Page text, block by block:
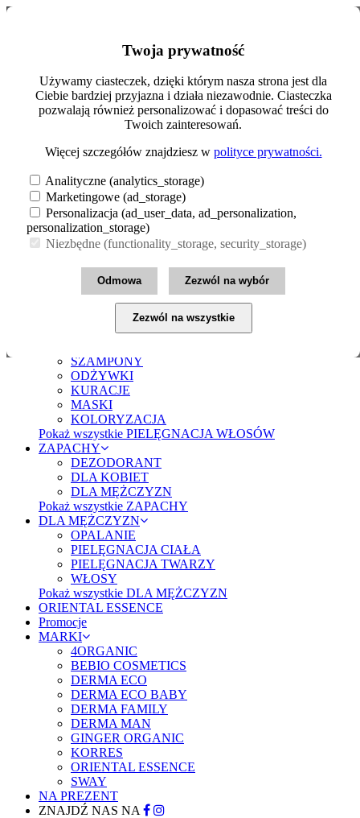
Twoja prywatność
Używamy ciasteczek, dzięki którym nasza strona jest dla
Ciebie bardziej przyjazna i działa niezawodnie. Ciasteczka
pozwalają również personalizować i dopasować treści do
Twoich zainteresowań.
Więcej szczegółów znajdziesz w polityce prywatności.
Analityczne (analytics_storage)
Marketingowe (ad_storage)
Personalizacja (ad_user_data, ad_personalization,
personalization_storage)
Niezbędne (functionality_storage, security_storage)
Odmowa Zezwól na wybór
Zezwól na wszystkie
INFOLINIA: 22 258 97 01
Polski
zł
€ Euro
£ Pound Sterling
$ US Dollar
MAKIJAŻ
CERA
PAZNOKCIE
USTA
SKÓRY
CIAŁO
DLA DZIECI
HIGIENA INTYMNA
OPALANIE
PIELĘGNACJA CODZIENNA
Pokaż wszystkie PIELĘGNACJA SKÓRY
SZAMPONY
ODŻYWKI
KURACJE
MASKI
KOLORYZACJA
Pokaż wszystkie PIELĘGNACJA WŁOSÓW
ZAPACHY
DEZODORANT
DLA KOBIET
DLA MĘŻCZYZN
Pokaż wszystkie ZAPACHY
DLA MĘŻCZYZN
OPALANIE
PIELĘGNACJA CIAŁA
PIELĘGNACJA TWARZY
WŁOSY
Pokaż wszystkie DLA MĘŻCZYZN
ORIENTAL ESSENCE
Promocje
MARKI
4ORGANIC
BEBIO COSMETICS
DERMA ECO
DERMA ECO BABY
DERMA FAMILY
DERMA MAN
GINGER ORGANIC
KORRES
ORIENTAL ESSENCE
SWAY
NA PREZENT
ZNAJDŹ NAS NA